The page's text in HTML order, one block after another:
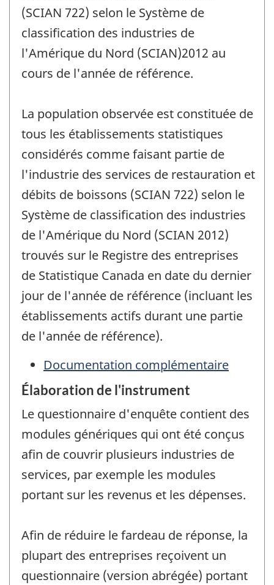
(SCIAN 722) selon le Système de
classification des industries de
l'Amérique du Nord (SCIAN)2012 au
cours de l'année de référence.
La population observée est constituée de
tous les établissements statistiques
considérés comme faisant partie de
l'industrie des services de restauration et
débits de boissons (SCIAN 722) selon le
Système de classification des industries
de l'Amérique du Nord (SCIAN 2012)
trouvés sur le Registre des entreprises
de Statistique Canada en date du dernier
jour de l'année de référence (incluant les
établissements actifs durant une partie
de l'année de référence).
Documentation complémentaire
Élaboration de l'instrument
Le questionnaire d'enquête contient des
modules génériques qui ont été conçus
afin de couvrir plusieurs industries de
services, par exemple les modules
portant sur les revenus et les dépenses.
Afin de réduire le fardeau de réponse, la
plupart des entreprises reçoivent un
questionnaire (version abrégée) portant